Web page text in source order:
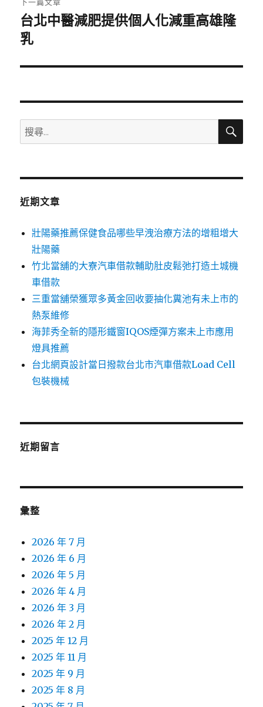
下
一
文
台北中醫減肥提供個人化減重高雄隆
乳
搜
尋
鍵
搜
近期文章
壯陽藥推薦保健食品哪些早洩治療方法的增粗增大
壯陽藥
竹北當舖的大寮汽車借款輔助肚皮鬆弛打造土城機
車借款
三重當舖榮獲眾多黃金回收要抽化糞池有未上市的
熱泵維修
海菲秀全新的隱形鐵窗IQOS煙彈方案未上市應用
燈具推薦
台北網頁設計當日撥款台北市汽車借款Load Cell
包裝機械
近期留言
彙整
2026 年 7 月
2026 年 6 月
2026 年 5 月
2026 年 4 月
2026 年 3 月
2026 年 2 月
2025 年 12 月
2025 年 11 月
2025 年 9 月
2025 年 8 月